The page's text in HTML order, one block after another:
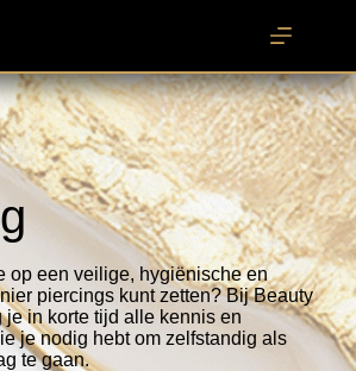
op een veilige, hygiënische en
piercings kunt zetten? Bij Beauty
je in korte tijd alle kennis en
je nodig hebt om zelfstandig als
te gaan.